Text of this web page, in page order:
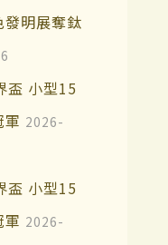
明展奪鈦
盃 小型15
2026-
盃 小型15
2026-